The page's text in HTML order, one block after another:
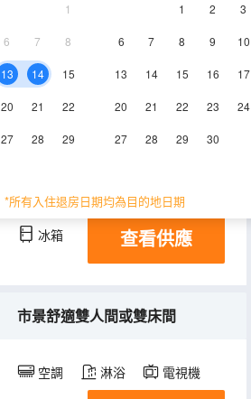
1
6 7 8
13 14 15
20 21 22
27 28 29
1
2 3
6 7 8 9 10
13 14 15 16 17
20 21 22 23 24
27 28 29 30
*所有入住退房日期均為目的地日期
享有城市美景的高級套房
空調 淋浴 電視機
冰箱 查看供應
市景舒適雙人間或雙床間
空調 淋浴 電視機